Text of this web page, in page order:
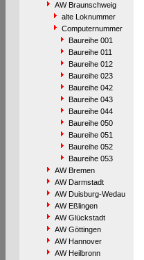
AW Braunschweig
alte Loknummer
Computernummer
Baureihe 001
Baureihe 011
Baureihe 012
Baureihe 023
Baureihe 042
Baureihe 043
Baureihe 044
Baureihe 050
Baureihe 051
Baureihe 052
Baureihe 053
AW Bremen
AW Darmstadt
AW Duisburg-Wedau
AW Eßlingen
AW Glückstadt
AW Göttingen
AW Hannover
AW Heilbronn